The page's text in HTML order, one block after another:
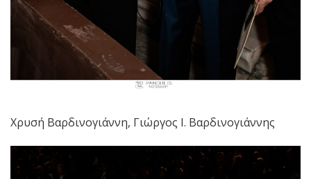
Χρυσή Βαρδινογιάννη, Γιώργος Ι. Βαρδινογιάννης